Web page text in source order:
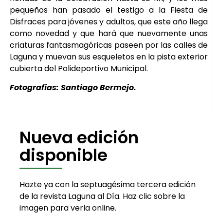
pequeños han pasado el testigo a la Fiesta de
Disfraces para jóvenes y adultos, que este año llega
como novedad y que hará que nuevamente unas
criaturas fantasmagóricas paseen por las calles de
Laguna y muevan sus esqueletos en la pista exterior
cubierta del Polideportivo Municipal.
Fotografías: Santiago Bermejo.
Nueva edición
disponible
Hazte ya con la septuagésima tercera edición
de la revista Laguna al Día. Haz clic sobre la
imagen para verla online.